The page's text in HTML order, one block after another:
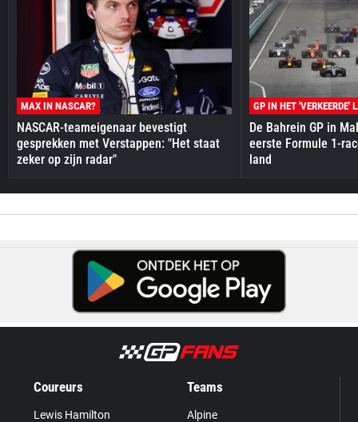
MAX IN NASCAR?
NASCAR-teameigenaar bevestigt
gesprekken met Verstappen: "Het staat
zeker op zijn radar"
GP IN HET 'VERKEERDE'
De Bahrein GP in
eerste Formule 1-
land
Coureurs
Lewis Hamilton
Teams
Alpine